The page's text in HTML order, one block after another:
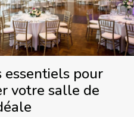
essentiels pour
votre salle de